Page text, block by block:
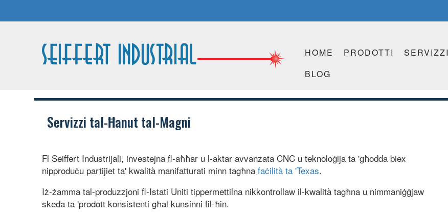
HOME PRODOTTI SERVIZZI
BLOG
Servizzi tal-Ħanut tal-Magni
Fl Seiffert Industrijali, investejna fl-aħħar u l-aktar avvanzata CNC u teknoloġija ta 'għodda biex
nipproduċu partijiet ta' kwalità manifatturati minn tagħnafaċilità ta 'Texas.
Iż-żamma tal-produzzjoni fl-Istati Uniti tippermettilna nikkontrollaw il-kwalità tagħna u nimmaniġġjaw
skeda ta 'prodott konsistenti għal kunsinni fil-ħin.